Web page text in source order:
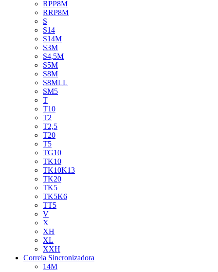
RPP8M
RRP8M
S
S14
S14M
S3M
S4,5M
S5M
S8M
S8MLL
SM5
T
T10
T2
T2,5
T20
T5
TG10
TK10
TK10K13
TK20
TK5
TK5K6
TT5
V
X
XH
XL
XXH
Correia Sincronizadora
14M